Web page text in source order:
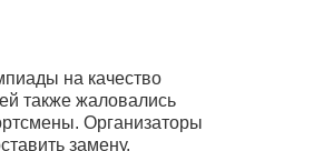
на качество
также жаловались
Организаторы
замену.